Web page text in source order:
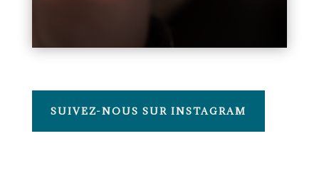
SUIVEZ-NOUS SUR INSTAGRAM